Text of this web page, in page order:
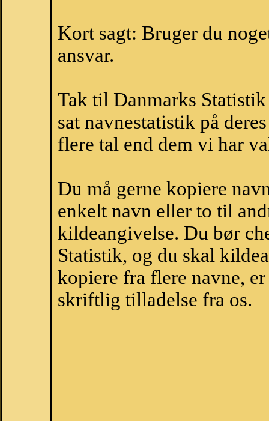
Kort sagt: Bruger du
ansvar.
Tak til Danmarks
sat navnestatistik på
flere tal end dem vi har
Du må gerne kopiere
enkelt navn eller to til
kildeangivelse. Du bør
Statistik, og du skal
kopiere fra flere navne,
skriftlig tilladelse fra os.